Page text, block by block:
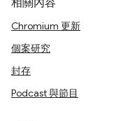
相關內容
Chromium 更新
個案研究
封存
Podcast 與節目